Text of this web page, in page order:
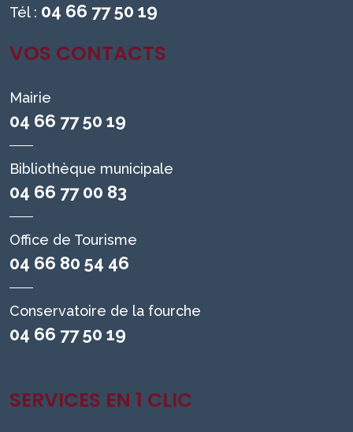
Tél : 04 66 77 50 19
VOS CONTACTS
Mairie
04 66 77 50 19
Bibliothèque municipale
04 66 77 00 83
Office de Tourisme
04 66 80 54 46
Conservatoire de la fourche
04 66 77 50 19
SERVICES EN 1 CLIC